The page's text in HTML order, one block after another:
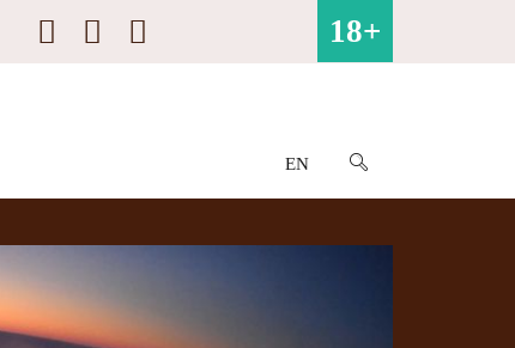
18+
EN